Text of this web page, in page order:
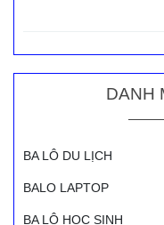
DANH
BA LÔ DU LỊCH
BALO LAPTOP
BA LÔ HỌC SINH